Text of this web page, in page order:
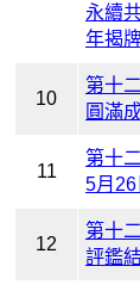
永續
年揭
10
第十
圓滿
11
第十
5月
12
第十
評鑑